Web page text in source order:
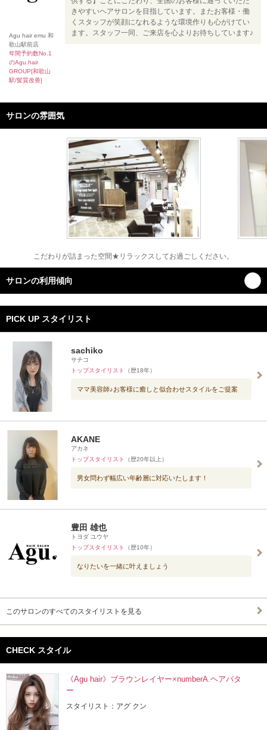
Agu hair emu 和
歌山駅前店
年間予約数No.1
のAgu.hair
GROUP[和歌山
駅/髪質改善]
きやすいヘアサロンを目指しています。またお客様・働
くスタッフが笑顔になれるような環境作りも心がけてい
ます。スタッフ一同、ご来店を心よりお待ちしています♪
サロンの雰囲気
こだわりが詰まった空間★リラックスしてお過ごしください。
サロンの利用傾向
PICK UP スタイリスト
sachiko
サチコ
トップスタイリスト
（歴18年）
ママ美容師♪お客様に癒しと似合わせスタイルをご提案
AKANE
アカネ
トップスタイリスト
（歴20年以上）
男女問わず幅広い年齢層に対応いたします！
豊田 雄也
トヨダ ユウヤ
トップスタイリスト
（歴10年）
なりたいを一緒に叶えましょう
このサロンのすべてのスタイリストを見る
CHECK スタイル
《Agu hair》ブラウンレイヤー×numberA.ヘアバタ
ー
スタイリスト：アグ クン